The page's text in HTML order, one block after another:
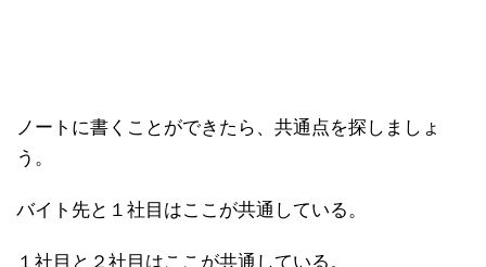
ノートに書くことができたら、共通点を探しましょ
う。
バイト先と１社目はここが共通している。
１社目と２社目はここが共通している。